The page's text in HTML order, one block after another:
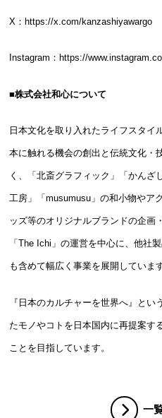
X： https://x.com/kanzashiyawargo
Instagram： https://
■株式会社和心について
日本文化を取り入れたライフスタイ
本に触れる機会の創出と伝統文化・
く、「北斎グラフィック」「かんざ
工房」「musumusu」の和小物やア
ッズ等のオリジナルブランドの企画
「The Ichi」の運営を中心に、他社
も含めて幅広く事業を展開しています
『日本のカルチャーを世界へ』と
たモノやコトを日本国内に再提案す
ことを目指しています。
一